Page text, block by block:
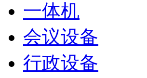
一体机
会议设备
行政设备